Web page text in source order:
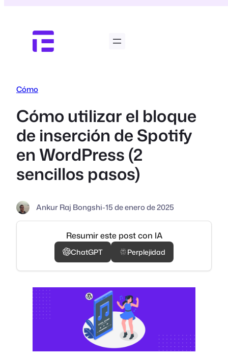
contenido
Cómo
Cómo utilizar el bloque
de inserción de Spotify
en WordPress (2
sencillos pasos)
Ankur Raj Bongshi-15 de enero de 2025
Resumir este post con IA
ChatGPT Perplejidad